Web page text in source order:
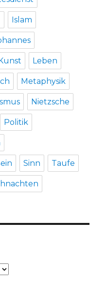
Islam
Leben
Metaphysik
Nietzsche
Politik
Sinn Taufe